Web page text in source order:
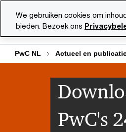
PwC NL Actueel en
PwC's
We gebruiken cookies om
bieden. Bezoek ons